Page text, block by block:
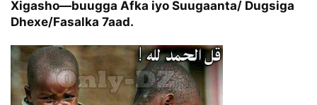
Xigasho—buugga Afka iyo Suugaanta/ Dugsiga
Dhexe/Fasalka 7aad.